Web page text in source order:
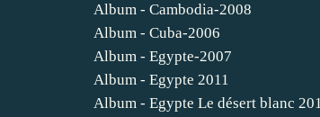
Album - Cambodia-2008
Album - Cuba-2006
Album - Egypte-2007
Album - Egypte 2011
Album - Egypte Le désert blanc